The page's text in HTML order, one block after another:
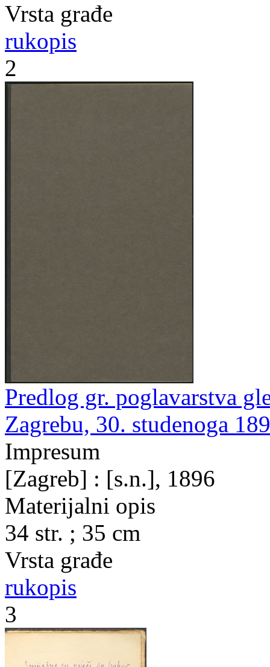
Vrsta građe
rukopis
2
Predlog gr. poglavarstva
Zagrebu, 30. studenoga
Impresum
[Zagreb] : [s.n.], 1896
Materijalni opis
34 str. ; 35 cm
Vrsta građe
rukopis
3